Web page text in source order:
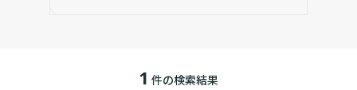
1 件の検索結果